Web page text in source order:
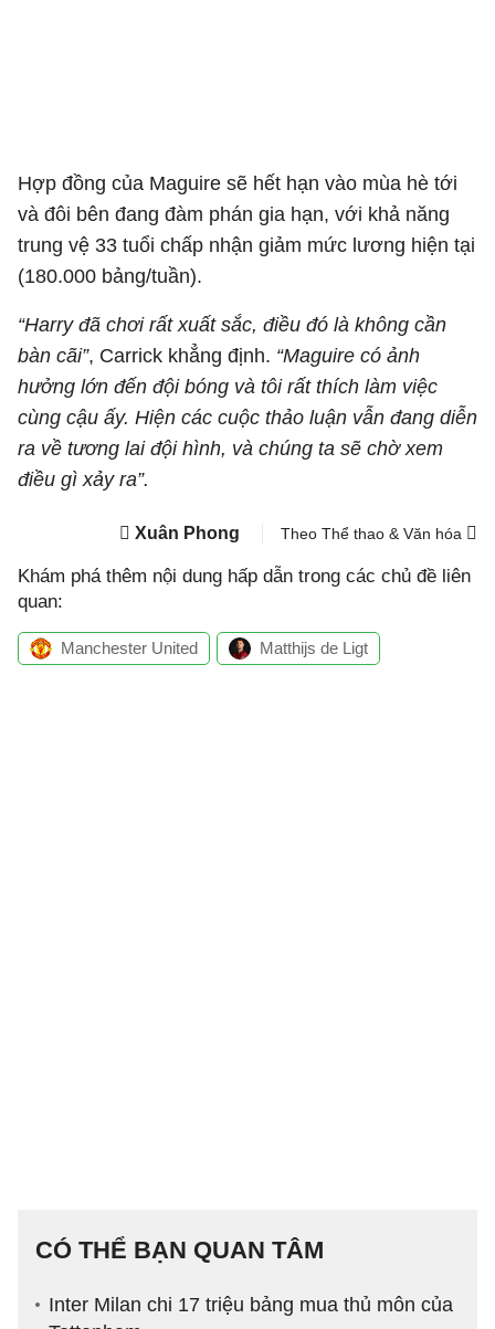
Hợp đồng của Maguire sẽ hết hạn vào mùa hè tới
và đôi bên đang đàm phán gia hạn, với khả năng
trung vệ 33 tuổi chấp nhận giảm mức lương hiện tại
(180.000 bảng/tuần).
“Harry đã chơi rất xuất sắc, điều đó là không cần
bàn cãi”, Carrick khẳng định. “Maguire có ảnh
hưởng lớn đến đội bóng và tôi rất thích làm việc
cùng cậu ấy. Hiện các cuộc thảo luận vẫn đang diễn
ra về tương lai đội hình, và chúng ta sẽ chờ xem
điều gì xảy ra”.
Xuân Phong Theo Thể thao & Văn hóa
Khám phá thêm nội dung hấp dẫn trong các chủ đề liên
quan:
Manchester United Matthijs de Ligt
CÓ THỂ BẠN QUAN TÂM
Inter Milan chi 17 triệu bảng mua thủ môn của